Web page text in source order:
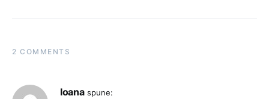
2 COMMENTS
Ioana spune: